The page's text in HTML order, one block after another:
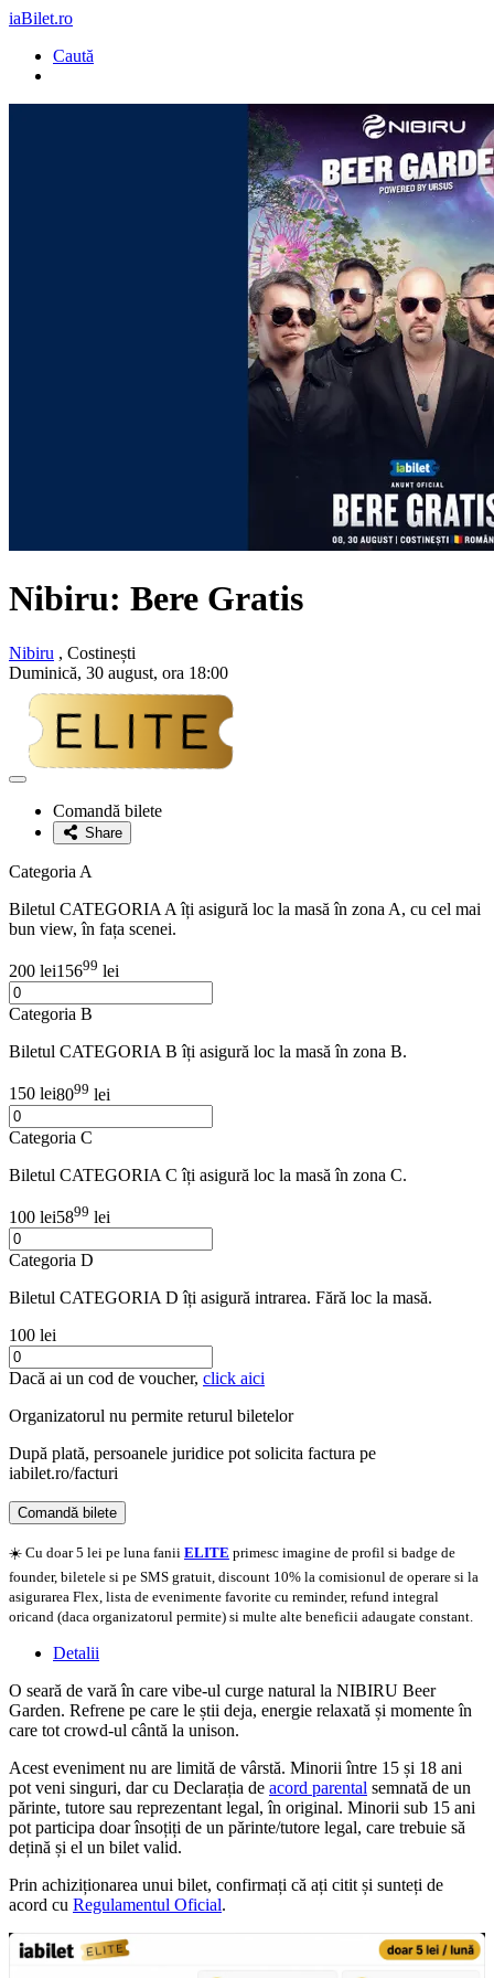
iaBilet.ro
Caută
Nibiru: Bere Gratis
Nibiru , Costinești
Duminică, 30 august, ora 18:00
Adaugă
favoriteComandă bilete
Share
Categoria A
Biletul CATEGORIA A îți asigură loc la masă în zona A, cu cel mai
bun view, în fața scenei.
200 lei15699 lei
Categoria B
Biletul CATEGORIA B îți asigură loc la masă în zona B.
150 lei8099 lei
Categoria C
Biletul CATEGORIA C îți asigură loc la masă în zona C.
100 lei5899 lei
Categoria D
Biletul CATEGORIA D îți asigură intrarea. Fără loc la masă.
100 lei
Dacă ai un cod de voucher, click aici
Organizatorul nu permite returul biletelor
După plată, persoanele juridice pot solicita factura pe
iabilet.ro/facturi
Comandă bilete
☀️ Cu doar 5 lei pe luna fanii ELITE primesc imagine de profil si badge de
founder, biletele si pe SMS gratuit, discount 10% la comisionul de operare si la
asigurarea Flex, lista de evenimente favorite cu reminder, refund integral
oricand (daca organizatorul permite) si multe alte beneficii adaugate constant.
Detalii
O seară de vară în care vibe-ul curge natural la NIBIRU Beer
Garden. Refrene pe care le știi deja, energie relaxată și momente în
care tot crowd-ul cântă la unison.
Acest eveniment nu are limită de vârstă. Minorii între 15 și 18 ani
pot veni singuri, dar cu Declarația de acord parental semnată de un
părinte, tutore sau reprezentant legal, în original. Minorii sub 15 ani
pot participa doar însoțiți de un părinte/tutore legal, care trebuie să
dețină și el un bilet valid.
Prin achiziționarea unui bilet, confirmați că ați citit și sunteți de
acord cu Regulamentul Oficial.